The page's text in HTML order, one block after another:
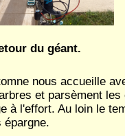
du géant.
nous accueille
et parsèment
à l'effort. Au loin le
épargne.